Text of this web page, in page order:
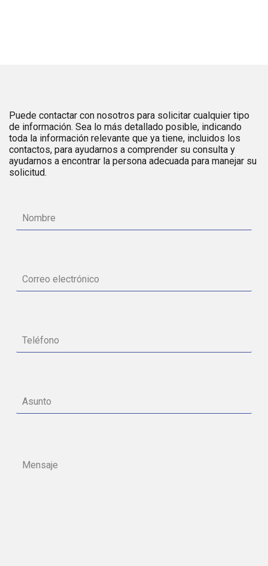
Puede contactar con nosotros para solicitar cualquier tipo
de información. Sea lo más detallado posible, indicando
toda la información relevante que ya tiene, incluidos los
contactos, para ayudarnos a comprender su consulta y
ayudarnos a encontrar la persona adecuada para manejar su
solicitud.